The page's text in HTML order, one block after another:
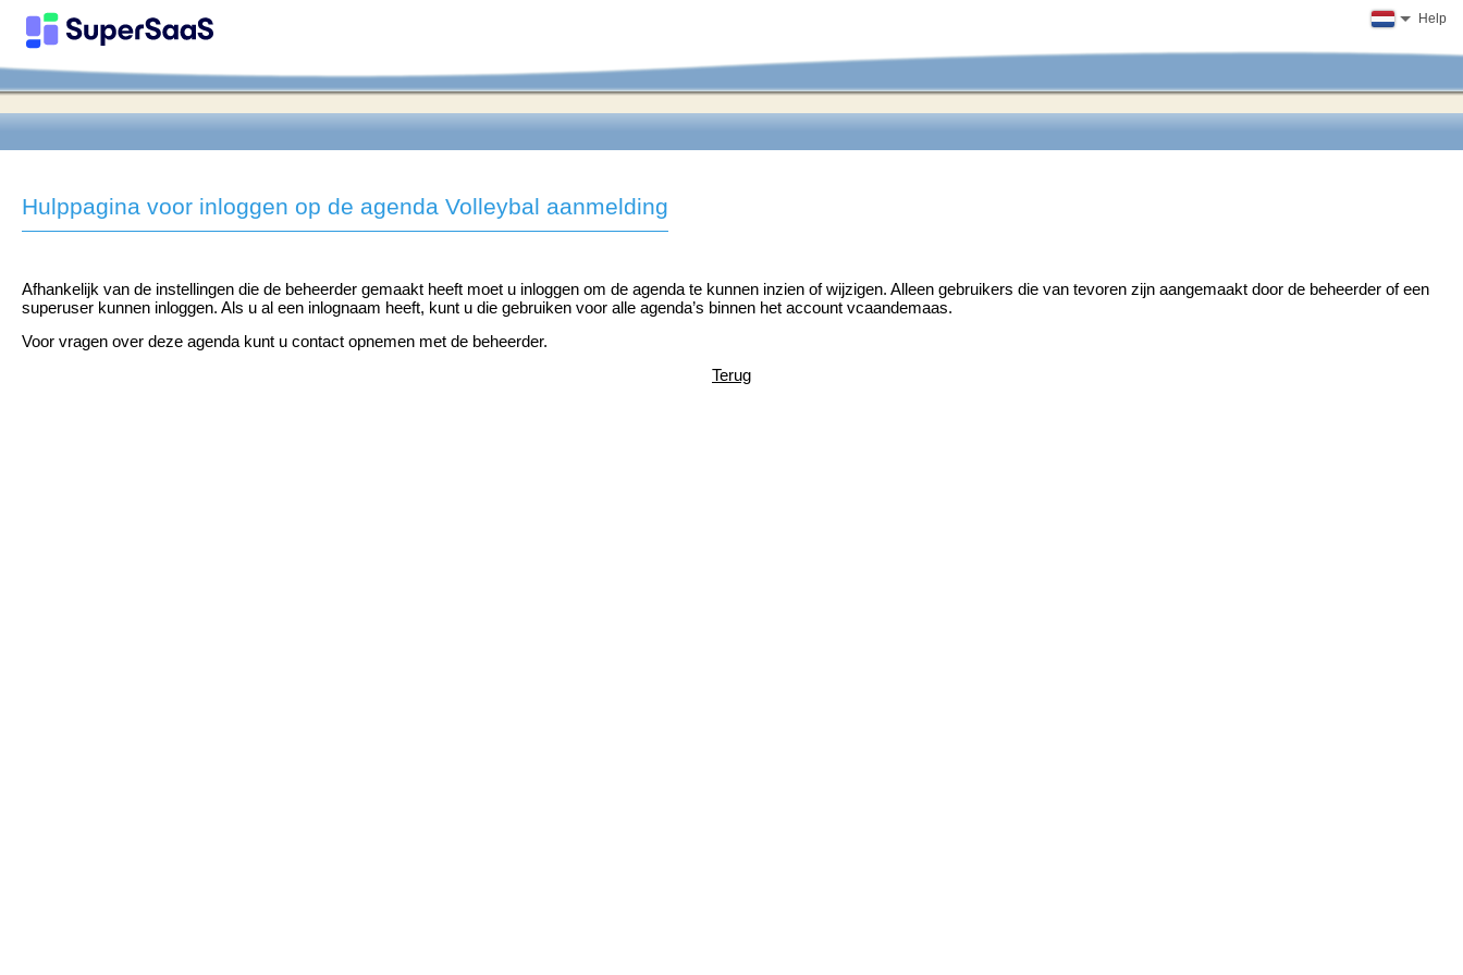
Help
Hulppagina voor inloggen op de agenda Volleybal aanmelding
Afhankelijk van de instellingen die de beheerder gemaakt heeft moet u inloggen om de agenda te kunnen inzien of wijzigen. Alleen gebruikers die van tevoren zijn aangemaakt door de beheerder of een
superuser kunnen inloggen. Als u al een inlognaam heeft, kunt u die gebruiken voor alle agenda’s binnen het account vcaandemaas.
Voor vragen over deze agenda kunt u contact opnemen met de beheerder.
Terug